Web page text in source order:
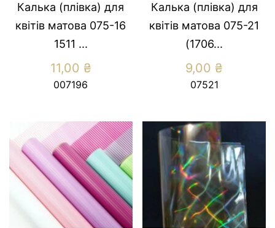
Калька (плівка) для
квітів матова 075-16
1511 ...
11,00 ₴
007196
Калька (плівка) для
квітів матова 075-21
(1706...
9,00 ₴
07521